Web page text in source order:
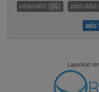
vitaindító 34 zöld oldal
MÉG
Lapunkat